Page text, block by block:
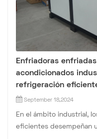
Enfriadoras
acondicionados
refrigeración
September 18,2024
En el ámbito industrial,
eficientes desempeñan